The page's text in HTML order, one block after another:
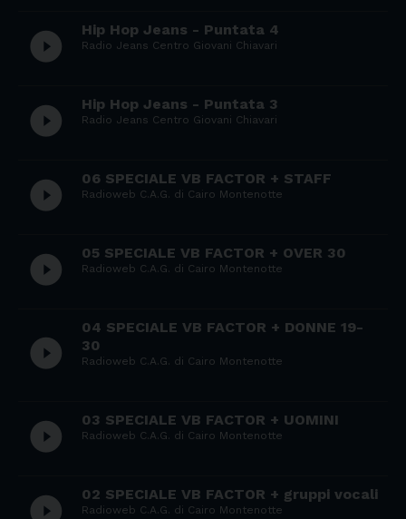
play_circle_filled Hip Hop Jeans - Puntata 4
Radio Jeans Centro Giovani Chiavari
play_circle_filled Hip Hop Jeans - Puntata 3
Radio Jeans Centro Giovani Chiavari
play_circle_filled 06 SPECIALE VB FACTOR + STAFF
Radioweb C.A.G. di Cairo Montenotte
play_circle_filled 05 SPECIALE VB FACTOR + OVER 30
Radioweb C.A.G. di Cairo Montenotte
play_circle_filled
04 SPECIALE VB FACTOR + DONNE 19-
30
Radioweb C.A.G. di Cairo Montenotte
play_circle_filled 03 SPECIALE VB FACTOR + UOMINI
Radioweb C.A.G. di Cairo Montenotte
play_circle_filled 02 SPECIALE VB FACTOR + gruppi vocali
Radioweb C.A.G. di Cairo Montenotte